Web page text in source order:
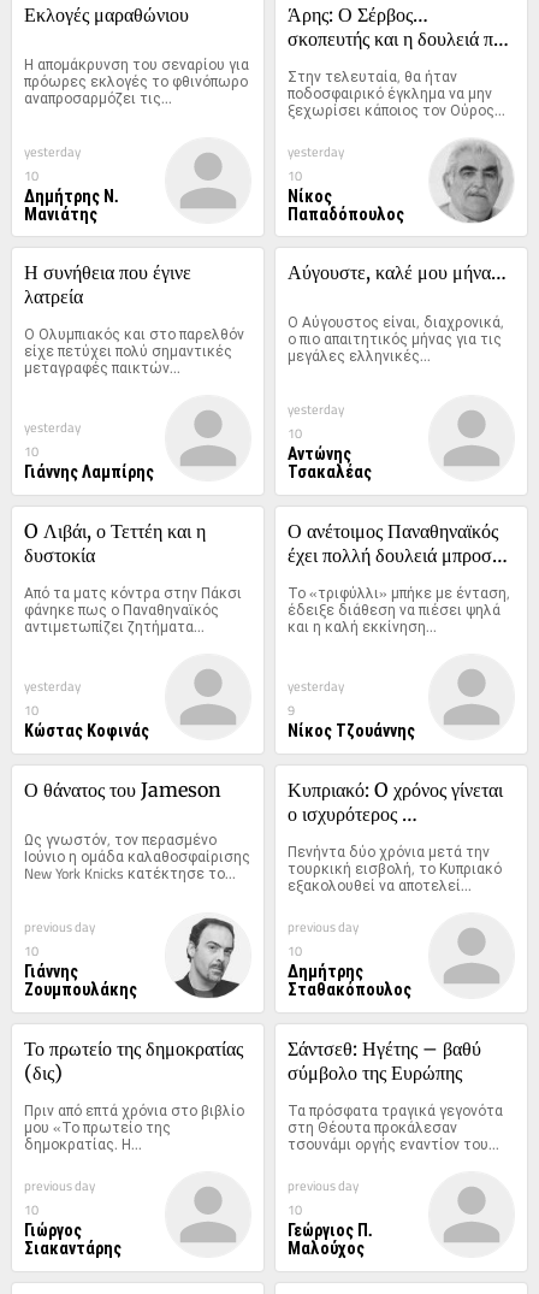
Εκλογές μαραθώνιου
Η απομάκρυνση του σεναρίου για
πρόωρες εκλογές το φθινόπωρο
αναπροσαρμόζει τις...
yesterday
10
Δημήτρης Ν.
Μανιάτης
Άρης: Ο Σέρβος…
σκοπευτής και η δουλειά που
Στην τελευταία, θα ήταν
ποδοσφαιρικό έγκλημα να μην
ξεχωρίσει κάποιος τον Ούρος...
yesterday
10
Νίκος
Παπαδόπουλος
Η συνήθεια που έγινε
λατρεία
Ο Ολυμπιακός και στο παρελθόν
είχε πετύχει πολύ σημαντικές
μεταγραφές παικτών...
yesterday
10
Γιάννης Λαμπίρης
Αύγουστε, καλέ μου μήνα…
Ο Αύγουστος είναι, διαχρονικά,
ο πιο απαιτητικός μήνας για τις
μεγάλες ελληνικές...
yesterday
10
Αντώνης
Τσακαλέας
O Λιβάι, ο Τεττέη και η
δυστοκία
Από τα ματς κόντρα στην Πάκσι
φάνηκε πως ο Παναθηναϊκός
αντιμετωπίζει ζητήματα...
yesterday
10
Κώστας Κοφινάς
Ο ανέτοιμος Παναθηναϊκός
έχει πολλή δουλειά μπροστά
Το «τριφύλλι» μπήκε με ένταση,
έδειξε διάθεση να πιέσει ψηλά
και η καλή εκκίνηση...
yesterday
9
Νίκος Τζουάννης
Ο θάνατος του Jameson
Ως γνωστόν, τον περασμένο
Ιούνιο η ομάδα καλαθοσφαίρισης
New York Knicks κατέκτησε το...
previous day
10
Γιάννης
Ζουμπουλάκης
Κυπριακό: O χρόνος γίνεται
ο ισχυρότερος
Πενήντα δύο χρόνια μετά την
τουρκική εισβολή, το Κυπριακό
εξακολουθεί να αποτελεί...
previous day
10
Δημήτρης
Σταθακόπουλος
Το πρωτείο της δημοκρατίας
(δις)
Πριν από επτά χρόνια στο βιβλίο
μου «Το πρωτείο της
δημοκρατίας. Η...
previous day
10
Γιώργος
Σιακαντάρης
Σάντσεθ: Ηγέτης – βαθύ
σύμβολο της Ευρώπης
Τα πρόσφατα τραγικά γεγονότα
στη Θέουτα προκάλεσαν
τσουνάμι οργής εναντίον του...
previous day
10
Γεώργιος Π.
Μαλούχος